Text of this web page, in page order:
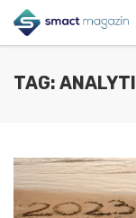
TAG: